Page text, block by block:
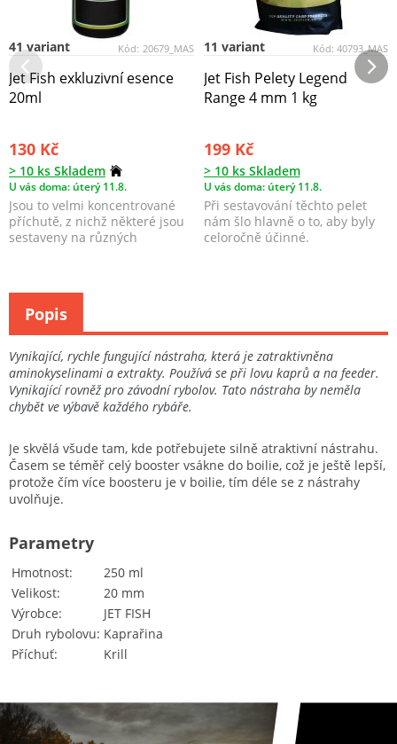
Kód: 20679_MAS
41 variant
Jet Fish exkluzivní esence
20ml
130 Kč
> 10 ks Skladem
U vás doma: úterý 11.8.
Jsou to velmi koncentrované
příchutě, z nichž některé jsou
sestaveny na různých
Kód: 40793_MAS
11 variant
Jet Fish Pelety Legend
Range 4 mm 1 kg
199 Kč
> 10 ks Skladem
U vás doma: úterý 11.8.
Při sestavování těchto pelet
nám šlo hlavně o to, aby byly
celoročně účinné.
Vynikající, rychle fungující nástraha, která je zatraktivněna
aminokyselinami a extrakty. Používá se při lovu kaprů a na feeder.
Vynikající rovněž pro závodní rybolov. Tato nástraha by neměla
chybět ve výbavě každého rybáře.
Je skvělá všude tam, kde potřebujete silně atraktivní nástrahu.
Časem se téměř celý booster vsákne do boilie, což je ještě lepší,
protože čím více boosteru je v boilie, tím déle se z nástrahy
uvolňuje.
Hmotnost
250 ml
Velikost
20 mm
Výrobce
JET FISH
Druh rybolovu Kaprařina
Příchuť
Krill
Parametry
Popis